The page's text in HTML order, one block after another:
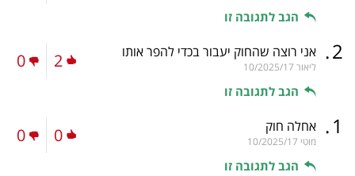
הגב לתגובה זו
2
. אני רוצה שהחוק יעבור בכדי להפר אותו
ליאור 10/2025/17
הגב לתגובה זו
2
0
1
. אחלה חוק
מוטי 10/2025/17
הגב לתגובה זו
0
0